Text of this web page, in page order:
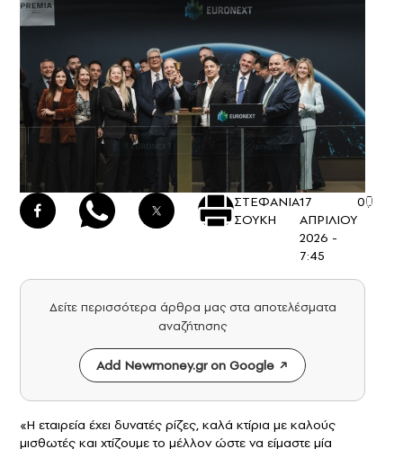
ΣΤΕΦΑΝΙΑ
ΣΟΥΚΗ
17
ΑΠΡΙΛΙΟΥ
2026 -
7:45
0
Δείτε περισσότερα άρθρα μας στα αποτελέσματα
αναζήτησης
Add Newmoney.gr on Google
«Η εταιρεία έχει δυνατές ρίζες, καλά κτίρια με καλούς
μισθωτές και χτίζουμε το μέλλον ώστε να είμαστε μία